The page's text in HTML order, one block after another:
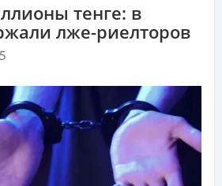
тенге: в
лже-риелторов